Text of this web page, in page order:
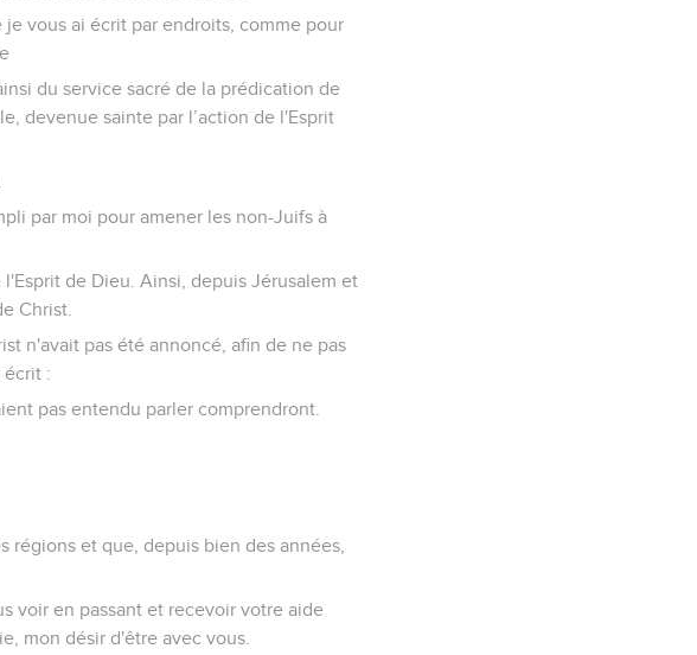
vous ai écrit par endroits, comme pour
du service sacré de la prédication de
devenue sainte par l’action de l'Esprit
par moi pour amener les non-Juifs à
de Dieu. Ainsi, depuis Jérusalem et
Christ.
n'avait pas été annoncé, afin de ne pas
écrit :
pas entendu parler comprendront.
régions et que, depuis bien des années,
voir en passant et recevoir votre aide
mon désir d'être avec vous.